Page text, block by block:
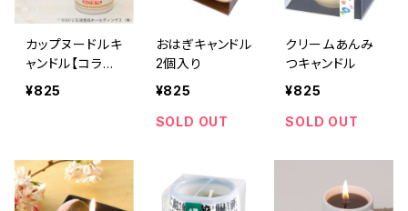
カップヌードルキ
ャンドル【コラボ
商品】
¥825
おはぎキャンドル
2個入り
¥825
SOLD OUT
クリームあんみ
つキャンドル
¥825
SOLD OUT